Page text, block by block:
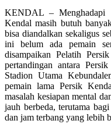
KENDAL –
Kendal masih butuh
bisa diandalkan sekaligus
ini belum ada pemain
disampaikan Pelatih
pertandingan antara
Stadion Utama
pemain lama Persik
masalah kesiapan mental
jauh berbeda, terutama
dan jam terbang yang lebih